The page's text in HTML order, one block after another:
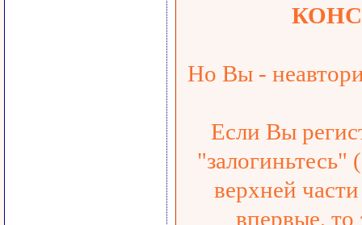
Но Вы -
Если Вы
"залогиньтесь"
верхней
впервые, то